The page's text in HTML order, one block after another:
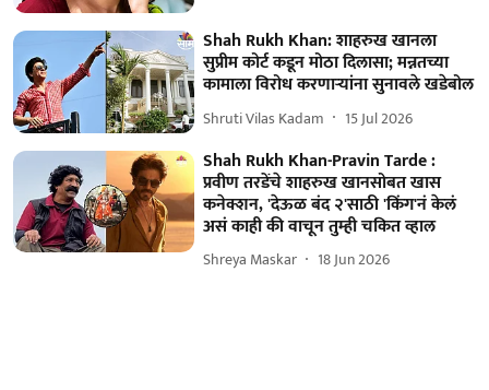
Shah Rukh Khan: शाहरुख खानला
सुप्रीम कोर्ट कडून मोठा दिलासा; मन्नतच्या
कामाला विरोध करणाऱ्यांना सुनावले खडेबोल
Shruti Vilas Kadam 15 Jul 2026
Shah Rukh Khan-Pravin Tarde :
प्रवीण तरडेंचे शाहरुख खानसोबत खास
कनेक्शन, 'देऊळ बंद २'साठी 'किंग'नं केलं
असं काही की वाचून तुम्ही चकित व्हाल
Shreya Maskar 18 Jun 2026